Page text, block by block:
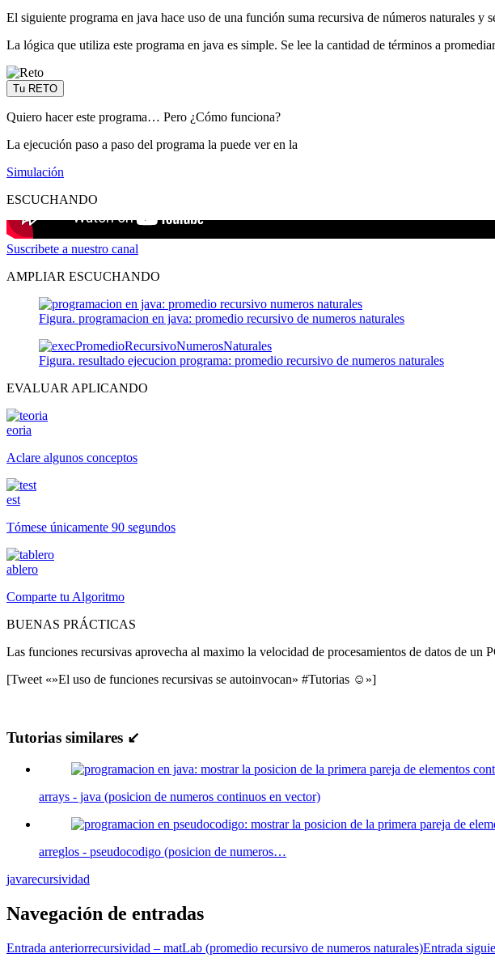
El siguiente programa en java hace uso de una función suma recursiva de números naturales
La lógica que utiliza este programa en java es simple. Se lee la cantidad de términos a
Tu RETO
Quiero hacer este programa… Pero ¿Cómo funciona?
La ejecución paso a paso del programa la puede ver en la
Simulación
ESCUCHANDO
Suscribete a nuestro canal
AMPLIAR ESCUCHANDO
Figura. programacion en java: promedio recursivo de numeros naturales
Figura. resultado ejecucion programa: promedio recursivo de numeros naturales
EVALUAR APLICANDO
eoria
Aclare algunos conceptos
est
Tómese únicamente 90 segundos
ablero
Comparte tu Algoritmo
BUENAS PRÁCTICAS
Las funciones recursivas aprovecha al maximo la velocidad de procesamientos de datos de un
[Tweet «»El uso de funciones recursivas se autoinvocan» #Tutorias ☺»]
Tutorias similares ↙
arrays - java (posicion de numeros continuos en vector)
arreglos - pseudocodigo (posicion de numeros…
javarecursividad
Navegación de entradas
Entrada anteriorrecursividad – matLab (promedio recursivo de numeros naturales)Entrada